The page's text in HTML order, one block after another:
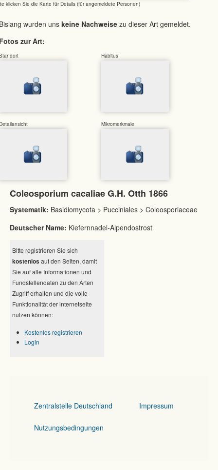
klicken Sie die Karte für Details (für angemeldete Personen)
wurden uns keine Nachweise zu dieser Art gemeldet.
zur Art:
Habitus
Mikromerkmale
Coleosporium cacaliae G.H. Otth 1866
Systematik: Basidiomycota > Pucciniales > Coleosporiaceae
Deutscher Name: Kiefernnadel-Alpendostrost
Bitte registrieren Sie sich
kostenlos auf den Seiten, damit
Sie auf alle Informationen und
Fundstellendaten zu den Arten
Zugriff erhalten und die volle
Funktionalität der internetseite
nutzen können:
Kostenlos registrieren
Login
Zentralstelle Deutschland Impressum
Nutzungsbedingungen